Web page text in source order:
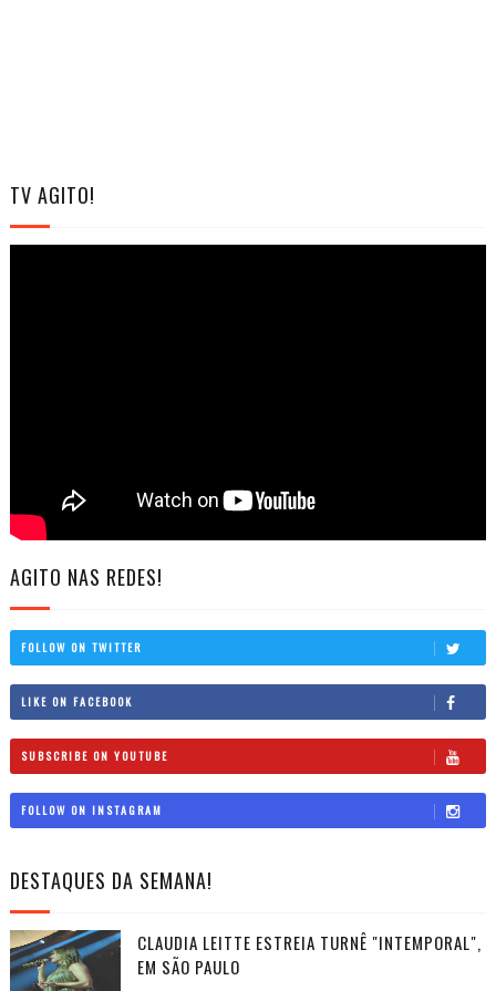
TV AGITO!
AGITO NAS REDES!
FOLLOW ON TWITTER
LIKE ON FACEBOOK
SUBSCRIBE ON YOUTUBE
FOLLOW ON INSTAGRAM
DESTAQUES DA SEMANA!
CLAUDIA LEITTE ESTREIA TURNÊ "INTEMPORAL",
EM SÃO PAULO